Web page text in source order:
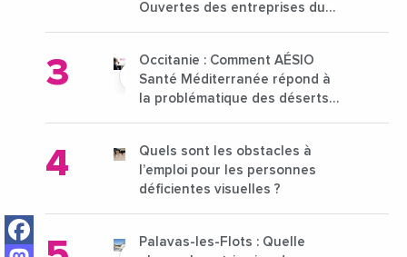
Facebook
Ouvertes des entreprises du
Occitanie : Comment AÉSIO
Santé Méditerranée répond à
la problématique des déserts
Quels sont les obstacles à
l’emploi pour les personnes
déficientes visuelles ?
Palavas-les-Flots : Quelle